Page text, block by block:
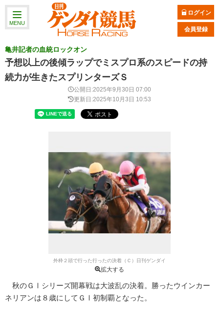
MENU
ログイン
会員登録
亀井記者の血統ロックオン
予想以上の後傾ラップでミスプロ系のスピードの持
続力が生きたスプリンターズＳ
公開日:2025年9月30日 07:00
更新日:2025年10月3日 10:53
外枠２頭で行った行ったの決着（Ｃ）日刊ゲンダイ
拡大する
秋のＧⅠシリーズ開幕戦は大波乱の決着。勝ったウインカー
ネリアンは８歳にしてＧⅠ初制覇となった。